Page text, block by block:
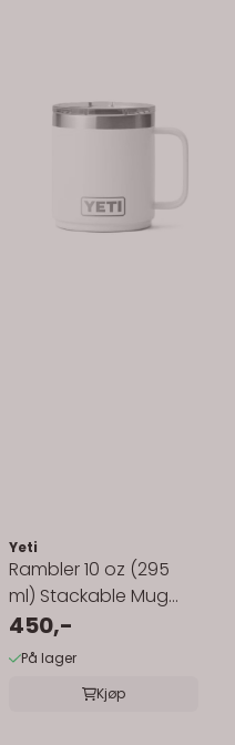
Yeti
Rambler 10 oz (295
ml) Stackable Mug
White
450,-
På lager
Kjøp